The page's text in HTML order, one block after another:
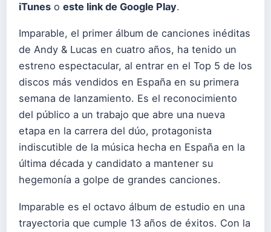
iTunes o este link de Google Play.
Imparable, el primer álbum de canciones inéditas
de Andy & Lucas en cuatro años, ha tenido un
estreno espectacular, al entrar en el Top 5 de los
discos más vendidos en España en su primera
semana de lanzamiento. Es el reconocimiento
del público a un trabajo que abre una nueva
etapa en la carrera del dúo, protagonista
indiscutible de la música hecha en España en la
última década y candidato a mantener su
hegemonía a golpe de grandes canciones.
Imparable es el octavo álbum de estudio en una
trayectoria que cumple 13 años de éxitos. Con la